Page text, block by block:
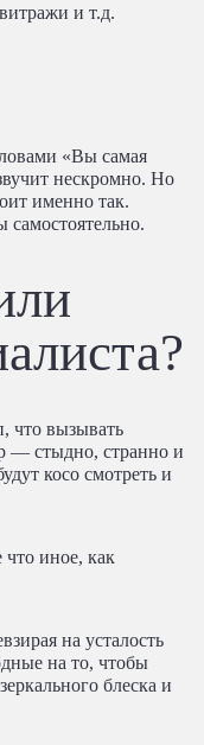
и т.д.
«Вы самая
нескромно. Но
именно так.
что вызывать
— стыдно, странно и
косо смотреть и
что иное, как
на усталость
на то, чтобы
блеска и